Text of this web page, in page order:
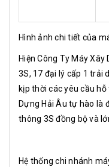
Hình ảnh chi tiết của
Hiện Công Ty Máy
3S, 17 đại lý cấp 1 trải
kịp thời các yêu cầu
Dựng Hải Âu tự hào là
thông 3S đồng bộ và
Hệ thống chi nhánh